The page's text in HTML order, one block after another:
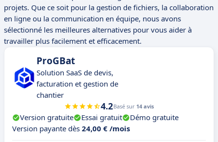
projets. Que ce soit pour la gestion de fichiers, la collaboration
en ligne ou la communication en équipe, nous avons
sélectionné les meilleures alternatives pour vous aider à
travailler plus facilement et efficacement.
ProGBat
Solution SaaS de devis,
facturation et gestion de
chantier
4.2Basé sur 14 avis
Version gratuite Essai gratuit
Démo gratuite
Version payante dès 24,00 € /mois